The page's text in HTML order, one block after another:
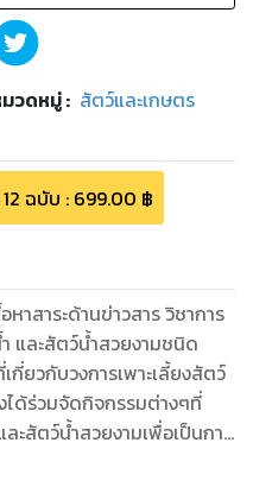
วดหมู่: สัตว์และเกษตร
12 ฉบับ : 699.00 ฿
และสัตว์น้ำสวยงามชนิด
กี่ยวกับวงการเพาะเลี้ยงสัตว์
ได้ร่วมจัดกิจกรรมต่างๆที่
ะสัตว์น้ำสวยงามเพื่อเป็นการ
ร่หลาย